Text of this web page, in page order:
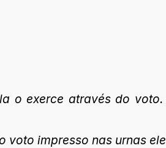
o exerce através do
voto impresso nas urnas